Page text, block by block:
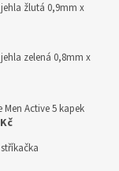
žlutá 0,9mm x
zelená 0,8mm x
Men Active 5 kapek